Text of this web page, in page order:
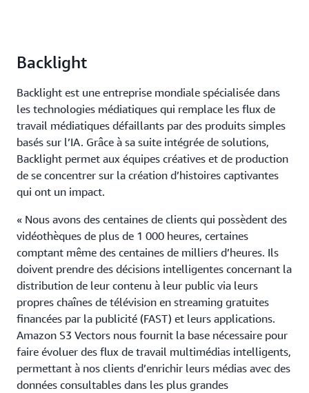
Backlight
Backlight est une entreprise mondiale spécialisée dans
les technologies médiatiques qui remplace les flux de
travail médiatiques défaillants par des produits simples
basés sur l’IA. Grâce à sa suite intégrée de solutions,
Backlight permet aux équipes créatives et de production
de se concentrer sur la création d’histoires captivantes
qui ont un impact.
« Nous avons des centaines de clients qui possèdent des
vidéothèques de plus de 1 000 heures, certaines
comptant même des centaines de milliers d’heures. Ils
doivent prendre des décisions intelligentes concernant la
distribution de leur contenu à leur public via leurs
propres chaînes de télévision en streaming gratuites
financées par la publicité (FAST) et leurs applications.
Amazon S3 Vectors nous fournit la base nécessaire pour
faire évoluer des flux de travail multimédias intelligents,
permettant à nos clients d’enrichir leurs médias avec des
données consultables dans les plus grandes